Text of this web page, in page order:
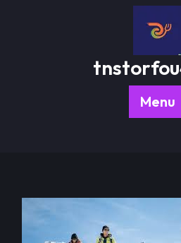
Menu